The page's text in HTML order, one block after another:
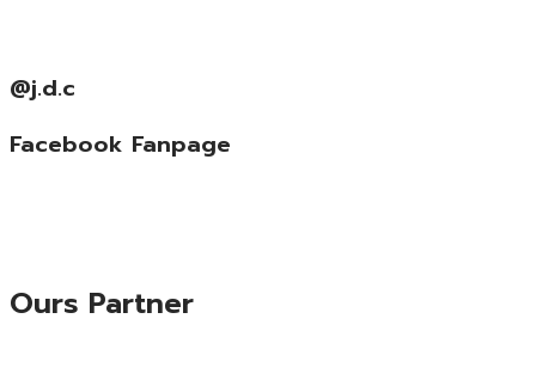
@j.d.c
Facebook Fanpage
Ours Partner